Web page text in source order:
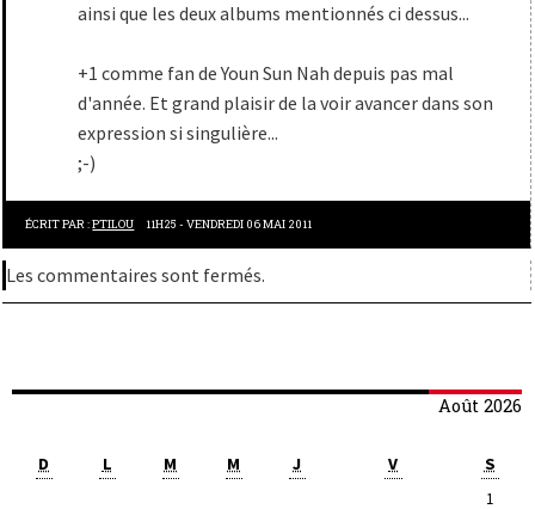
Août 2026
D L M M J V S
1
ainsi que les deux albums mentionnés ci dessus...
+1 comme fan de Youn Sun Nah depuis pas mal
d'année. Et grand plaisir de la voir avancer dans son
expression si singulière...
;-)
ÉCRIT PAR :PTILOU 11H25 -VENDREDI 06MAI 2011
Les commentaires sont fermés.